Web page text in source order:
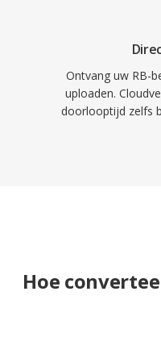
Ontvang uw RB-
uploaden.
doorlooptijd zelfs
Hoe